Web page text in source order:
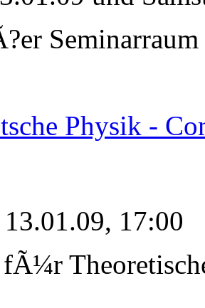
Seminarraum
Physik -
17:00
fÃ¼r